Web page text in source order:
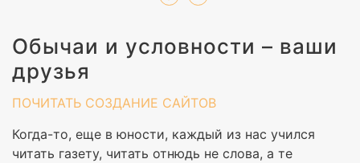
Обычаи и условности – ваши
друзья
ПОЧИТАТЬ СОЗДАНИЕ САЙТОВ
Когда-то, еще в юности, каждый из нас учился
читать газету, читать отнюдь не слова, а те